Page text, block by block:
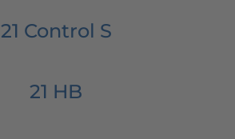
21 Control S
21 HB